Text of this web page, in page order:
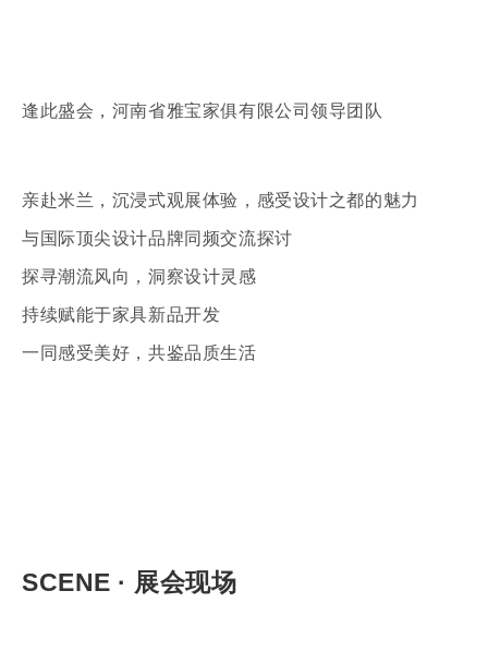
逢此盛会，河南省雅宝家俱有限公司领导团队
亲赴米兰，沉浸式观展体验，感受设计之都的魅力
与国际顶尖设计品牌同频交流探讨
探寻潮流风向，洞察设计灵感
持续赋能于家具新品开发
一同感受美好，共鉴品质生活
SCENE · 展会现场